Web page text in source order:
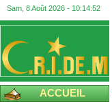
Sam, 8 Août 2026 - 10:14:53
ACCUEIL